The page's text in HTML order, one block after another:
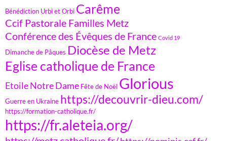
Bénédiction Urbi et Orbi Carême
Ccif Pastorale Familles Metz
Conférence des Évêques de France Covid 19
Dimanche de Pâques Diocèse de Metz
Eglise catholique de France
Etoile Notre Dame Fête de Noël Glorious
Guerre en Ukraine https://decouvrir-dieu.com/
https://formation-catholique.fr/
https://fr.aleteia.org/